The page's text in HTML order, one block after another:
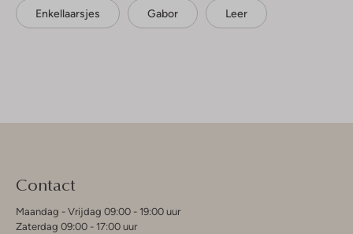
Enkellaarsjes Gabor Leer
Contact
Maandag - Vrijdag 09:00 - 19:00 uur
Zaterdag 09:00 - 17:00 uur